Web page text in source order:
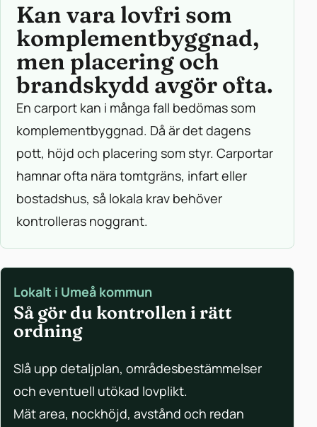
Kan vara lovfri som
komplementbyggnad,
men placering och
brandskydd avgör ofta.
En carport kan i många fall bedömas som
komplementbyggnad. Då är det dagens
pott, höjd och placering som styr. Carportar
hamnar ofta nära tomtgräns, infart eller
bostadshus, så lokala krav behöver
kontrolleras noggrant.
Lokalt i Umeå kommun
Så gör du kontrollen i rätt
ordning
Slå upp detaljplan, områdesbestämmelser
och eventuell utökad lovplikt.
Mät area, nockhöjd, avstånd och redan